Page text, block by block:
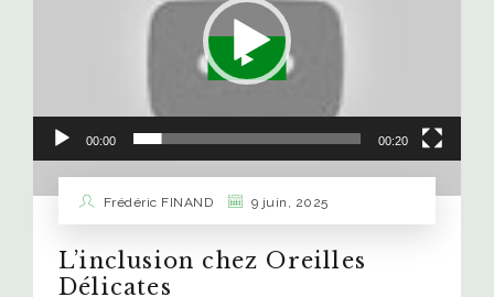
00:00 00:20
Frédéric FINAND 9 juin, 2025
L’inclusion chez Oreilles
Délicates